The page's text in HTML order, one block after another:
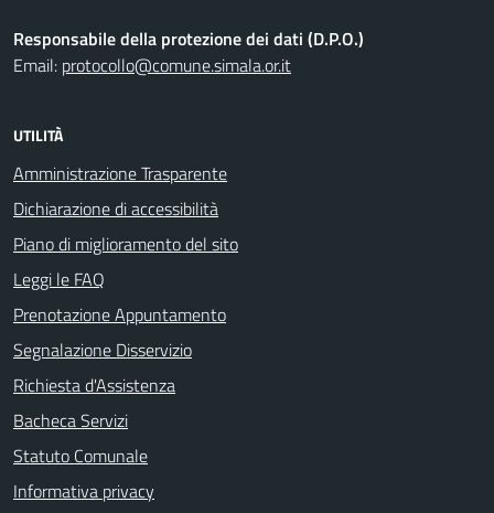
Responsabile della protezione dei dati (D.P.O.)
Email: protocollo@comune.simala.or.it
UTILITÀ
Amministrazione Trasparente
Dichiarazione di accessibilità
Piano di miglioramento del sito
Leggi le FAQ
Prenotazione Appuntamento
Segnalazione Disservizio
Richiesta d'Assistenza
Bacheca Servizi
Statuto Comunale
Informativa privacy